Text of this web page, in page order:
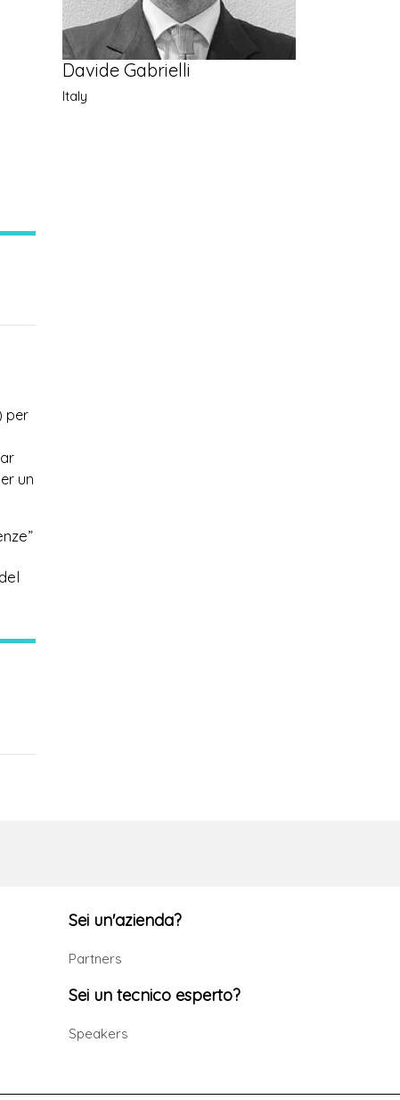
per
un
Davide Gabrielli
Italy
Sei un'azienda?
Partners
Sei un tecnico esperto?
Speakers